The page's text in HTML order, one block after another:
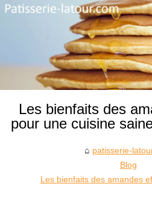
Les bienfaits des
pour une cuisine
patisserie-
Blog
Les bienfaits des amandes